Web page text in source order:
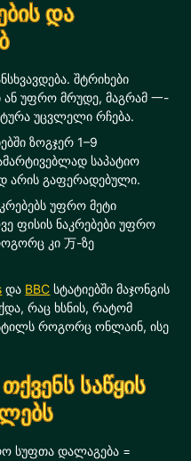
და
შტრიხები
უფრო მრუდე, მაგრამ 一-
უცვლელი რჩება.
ზოგჯერ 1–9
საპატიო
არის გაფერადებული.
უფრო მეტი
ფისის ნაკრებები უფრო
კი 万-ზე
და BBC სტატიებში მაჯონგის
რაც ხსნის, რატომ
როგორც ონლაინ, ისე
საწყის
სუფთა დალაგება =